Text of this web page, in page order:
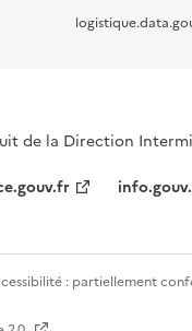
de la Direction
: partiellement